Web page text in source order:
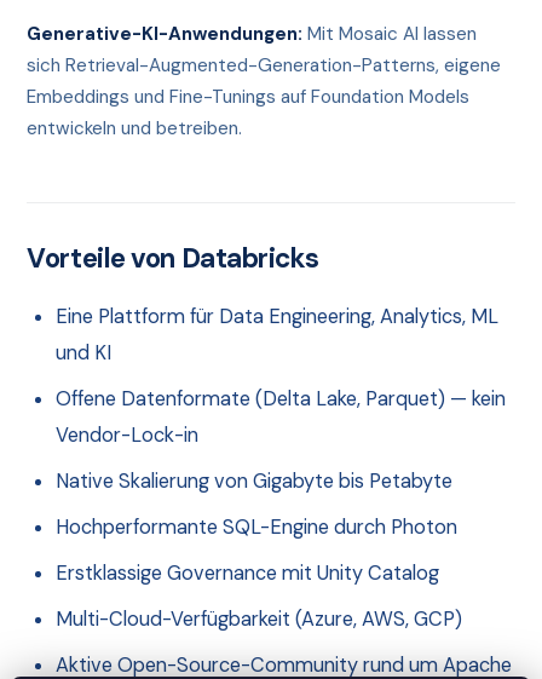
Generative-KI-Anwendungen: Mit Mosaic AI lassen
sich Retrieval-Augmented-Generation-Patterns, eigene
Embeddings und Fine-Tunings auf Foundation Models
entwickeln und betreiben.
Vorteile von Databricks
Eine Plattform für Data Engineering, Analytics, ML
und KI
Offene Datenformate (Delta Lake, Parquet) — kein
Vendor-Lock-in
Native Skalierung von Gigabyte bis Petabyte
Hochperformante SQL-Engine durch Photon
Erstklassige Governance mit Unity Catalog
Multi-Cloud-Verfügbarkeit (Azure, AWS, GCP)
Aktive Open-Source-Community rund um Apache